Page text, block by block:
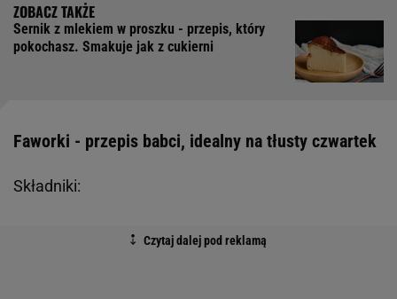
Sernik z mlekiem w proszku - przepis, który
pokochasz. Smakuje jak z cukierni
Faworki - przepis babci, idealny na tłusty czwartek
Składniki: